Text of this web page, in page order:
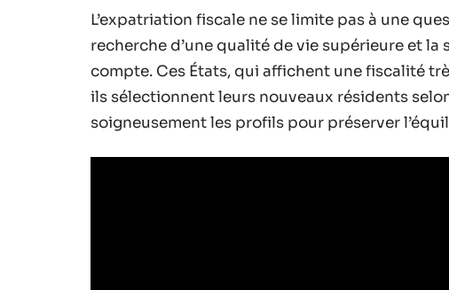
L’expatriation fiscale ne se limite pas à une
recherche d’une qualité de vie supérieure et
compte. Ces États, qui affichent une fiscalité
ils sélectionnent leurs nouveaux résidents
soigneusement les profils pour préserver